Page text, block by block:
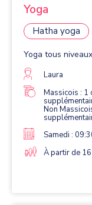
Yoga
Hatha yoga
Yoga tous niveaux
Laura
Massicois : 1
Non
Samedi :
À partir de